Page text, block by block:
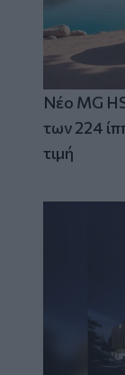
Νέο MG
των 224
τιμή